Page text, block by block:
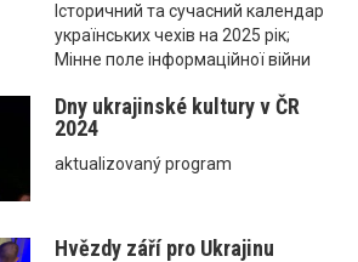
Історичний та сучасний календар
українських чехів на 2025 рік;
Мінне поле інформаційної війни
Dny ukrajinské kultury v ČR
2024
aktualizovaný program
Hvězdy září pro Ukrajinu